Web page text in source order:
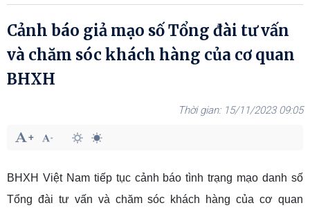
Cảnh báo giả mạo số Tổng đài tư vấn
và chăm sóc khách hàng của cơ quan
BHXH
15/11/2023 09:05
BHXH Việt Nam tiếp tục cảnh báo tình trạng mạo danh số
Tổng đài tư vấn và chăm sóc khách hàng của cơ quan